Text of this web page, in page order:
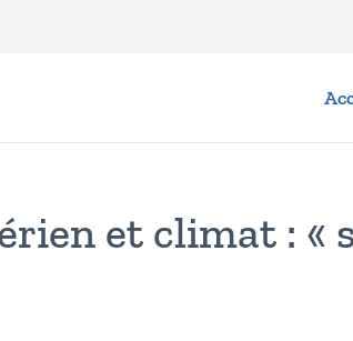
et climat : «